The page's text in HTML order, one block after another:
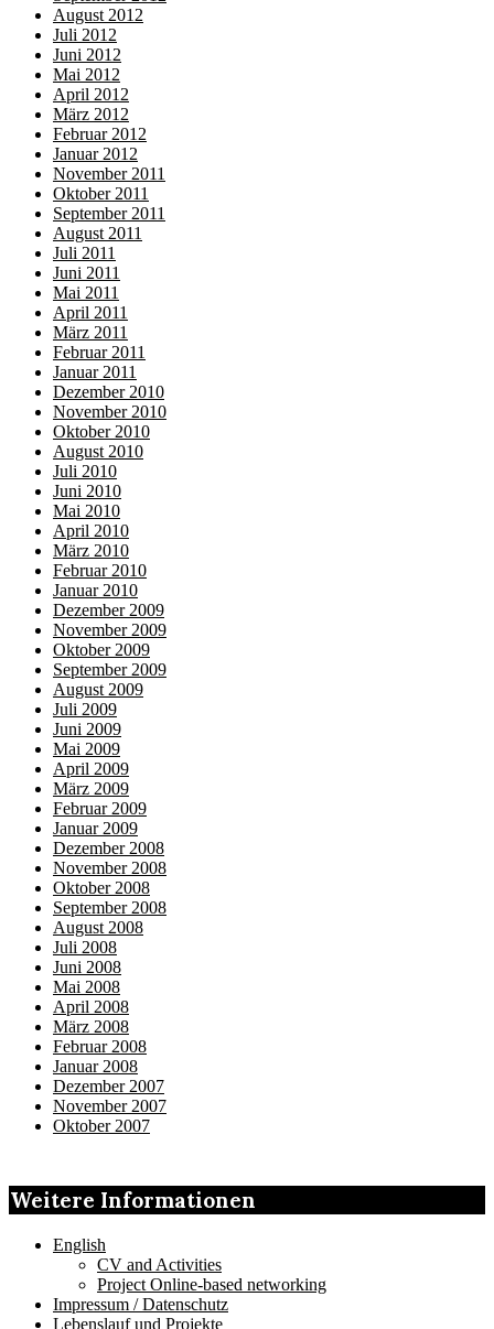
August 2012
Juli 2012
Juni 2012
Mai 2012
April 2012
März 2012
Februar 2012
Januar 2012
November 2011
Oktober 2011
September 2011
August 2011
Juli 2011
Juni 2011
Mai 2011
April 2011
März 2011
Februar 2011
Januar 2011
Dezember 2010
November 2010
Oktober 2010
August 2010
Juli 2010
Juni 2010
Mai 2010
April 2010
März 2010
Februar 2010
Januar 2010
Dezember 2009
November 2009
Oktober 2009
September 2009
August 2009
Juli 2009
Juni 2009
Mai 2009
April 2009
März 2009
Februar 2009
Januar 2009
Dezember 2008
November 2008
Oktober 2008
September 2008
August 2008
Juli 2008
Juni 2008
Mai 2008
April 2008
März 2008
Februar 2008
Januar 2008
Dezember 2007
November 2007
Oktober 2007
Weitere Informationen
English
CV and Activities
Project Online-based networking
Impressum / Datenschutz
Lebenslauf und Projekte